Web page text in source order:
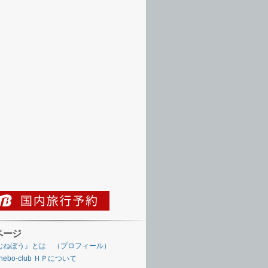
ージ
ねぼう』とは （プロフィール）
club ＨＰについて